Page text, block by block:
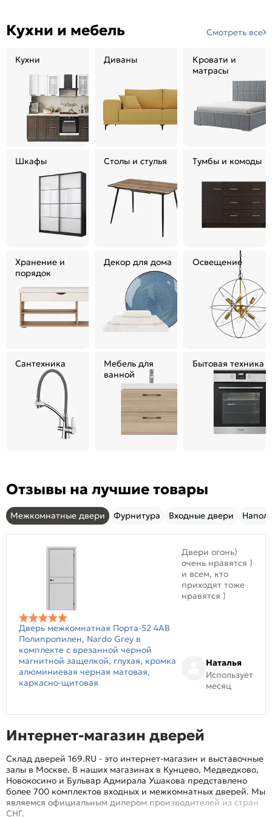
Кухни и мебель Смотреть все
Кухни Диваны
Кровати и
матрасы
Шкафы Столы и стулья Тумбы и комоды
Хранение и
порядок
Декор для дома Освещение
Сантехника
Мебель для
ванной
Бытовая техника
Отзывы на лучшие товары
Межкомнатные двери Фурнитура Входные двери
Дверь межкомнатная Порта-52 4AB
Полипропилен, Nardo Grey в
комплекте с врезанной черной
магнитной защелкой, глухая, кромка
алюминиевая черная матовая,
каркасно-щитовая
Двери огонь)
очень нравятся )
и всем, кто
приходят тоже
нравятся )
Наталья
Использует
месяц
Интернет-магазин дверей
Склад дверей 169.RU - это интернет-магазин и выставочные
залы в Москве. В наших магазинах в Кунцево, Медведково,
Новокосино и Бульвар Адмирала Ушакова представлено
более 700 комплектов входных и межкомнатных дверей. Мы
являемся официальным дилером производителей из стран
СНГ.